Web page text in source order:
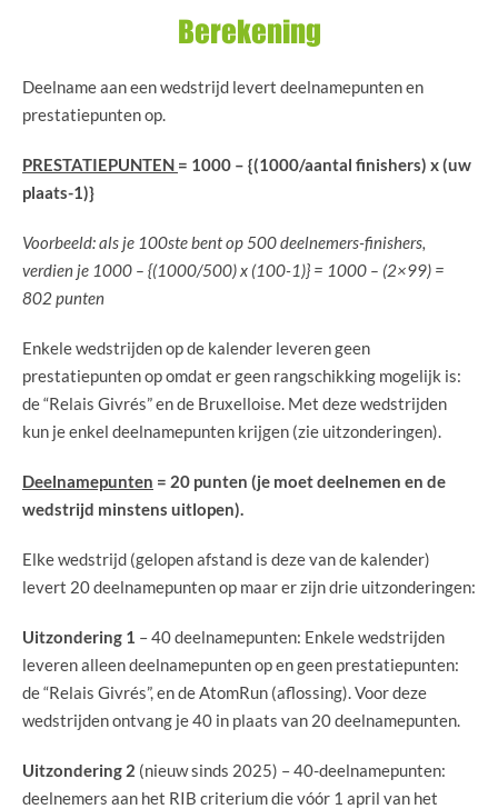
Berekening
Deelname aan een wedstrijd levert deelnamepunten en
prestatiepunten op.
PRESTATIEPUNTEN = 1000 – {(1000/aantal finishers) x (uw
plaats-1)}
Voorbeeld: als je 100ste bent op 500 deelnemers-finishers,
verdien je 1000 – {(1000/500) x (100-1)} = 1000 – (2×99) =
802 punten
Enkele wedstrijden op de kalender leveren geen
prestatiepunten op omdat er geen rangschikking mogelijk is:
de “Relais Givrés” en de Bruxelloise. Met deze wedstrijden
kun je enkel deelnamepunten krijgen (zie uitzonderingen).
Deelnamepunten = 20 punten (je moet deelnemen en de
wedstrijd minstens uitlopen).
Elke wedstrijd (gelopen afstand is deze van de kalender)
levert 20 deelnamepunten op maar er zijn drie uitzonderingen:
Uitzondering 1 – 40 deelnamepunten: Enkele wedstrijden
leveren alleen deelnamepunten op en geen prestatiepunten:
de “Relais Givrés”, en de AtomRun (aflossing). Voor deze
wedstrijden ontvang je 40 in plaats van 20 deelnamepunten.
Uitzondering 2 (nieuw sinds 2025) – 40-deelnamepunten:
deelnemers aan het RIB criterium die vóór 1 april van het